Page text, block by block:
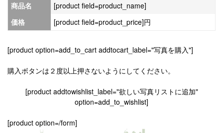
商品名
[product field=product_name]
価格
[product field=product_price]円
[product option=add_to_cart addtocart_label="写真を購入"]
購入ボタンは２度以上押さないようにしてください。
[product addtowishlist_label="欲しい写真リストに追加"
option=add_to_wishlist]
[product option=/form]